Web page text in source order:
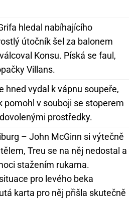
hledal nabíhajícího
útočník šel za balonem
Konsu. Píská se faul,
Villans.
hned vydal k vápnu soupeře,
pomohl v souboji se stoperem
prostředky.
– John McGinn si výtečně
Treu se na něj nedostal a
stažením rukama.
pro levého beka
karta pro něj přišla skutečně